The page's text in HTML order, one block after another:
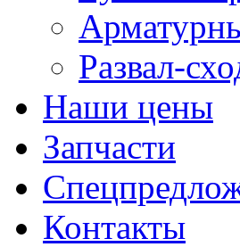
Развал-
Наши цены
Запчасти
Контакты